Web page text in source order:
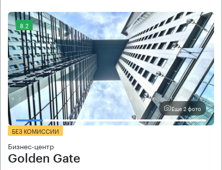
8.2
Еще 2 фото
БЕЗ КОМИССИИ
Бизнес-центр
Golden Gate